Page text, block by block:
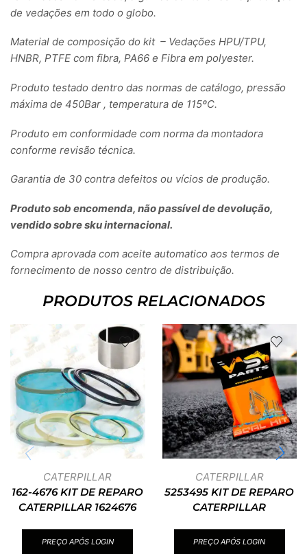
de vedações em todo o globo.
Material de composição do kit – Vedações HPU/TPU,
HNBR, PTFE com fibra, PA66 e Fibra em polyester.
Produto testado dentro das normas de catálogo, pressão
máxima de 450Bar , temperatura de 115ºC.
Produto em conformidade com norma da montadora
conforme revisão técnica.
Garantia de 30 contra defeitos ou vícios de produção.
Produto sob encomenda, não passível de devolução,
vendido sobre sku internacional.
Compra aprovada com aceite automatico aos termos de
fornecimento de nosso centro de distribuição.
PRODUTOS RELACIONADOS
CATERPILLAR
162-4676 KIT DE REPARO
CATERPILLAR 1624676
PREÇO APÓS LOGIN
CATERPILLAR
5253495 KIT DE REPARO
CATERPILLAR
PREÇO APÓS LOGIN